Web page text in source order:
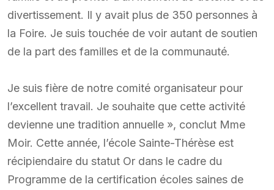
divertissement. Il y avait plus de 350 personnes à
la Foire. Je suis touchée de voir autant de soutien
de la part des familles et de la communauté.
Je suis fière de notre comité organisateur pour
l’excellent travail. Je souhaite que cette activité
devienne une tradition annuelle », conclut Mme
Moir. Cette année, l’école Sainte-Thérèse est
récipiendaire du statut Or dans le cadre du
Programme de la certification écoles saines de